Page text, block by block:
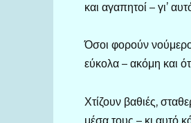
και αγαπητοί – γι’
Όσοι φορούν νούμερο
εύκολα – ακόμη και
Χτίζουν βαθιές,
μέσα τους – κι αυτό